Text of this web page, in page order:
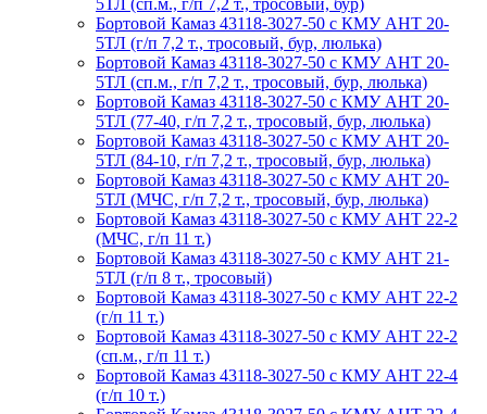
5ТЛ (сп.м., г/п 7,2 т., тросовый, бур)
Бортовой Камаз 43118-3027-50 с КМУ АНТ 20-
5ТЛ (г/п 7,2 т., тросовый, бур, люлька)
Бортовой Камаз 43118-3027-50 с КМУ АНТ 20-
5ТЛ (сп.м., г/п 7,2 т., тросовый, бур, люлька)
Бортовой Камаз 43118-3027-50 с КМУ АНТ 20-
5ТЛ (77-40, г/п 7,2 т., тросовый, бур, люлька)
Бортовой Камаз 43118-3027-50 с КМУ АНТ 20-
5ТЛ (84-10, г/п 7,2 т., тросовый, бур, люлька)
Бортовой Камаз 43118-3027-50 с КМУ АНТ 20-
5ТЛ (МЧС, г/п 7,2 т., тросовый, бур, люлька)
Бортовой Камаз 43118-3027-50 с КМУ АНТ 22-2
(МЧС, г/п 11 т.)
Бортовой Камаз 43118-3027-50 с КМУ АНТ 21-
5ТЛ (г/п 8 т., тросовый)
Бортовой Камаз 43118-3027-50 с КМУ АНТ 22-2
(г/п 11 т.)
Бортовой Камаз 43118-3027-50 с КМУ АНТ 22-2
(сп.м., г/п 11 т.)
Бортовой Камаз 43118-3027-50 с КМУ АНТ 22-4
(г/п 10 т.)